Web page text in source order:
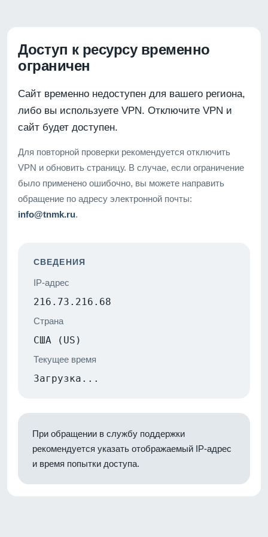
Доступ к ресурсу временно
ограничен
Сайт временно недоступен для вашего региона,
либо вы используете VPN. Отключите VPN и
сайт будет доступен.
Для повторной проверки рекомендуется отключить
VPN и обновить страницу. В случае, если ограничение
было применено ошибочно, вы можете направить
обращение по адресу электронной почты:
info@tnmk.ru.
СВЕДЕНИЯ
IP-адрес
216.73.216.68
Страна
США (US)
Текущее время
Загрузка...
При обращении в службу поддержки
рекомендуется указать отображаемый IP-адрес
и время попытки доступа.